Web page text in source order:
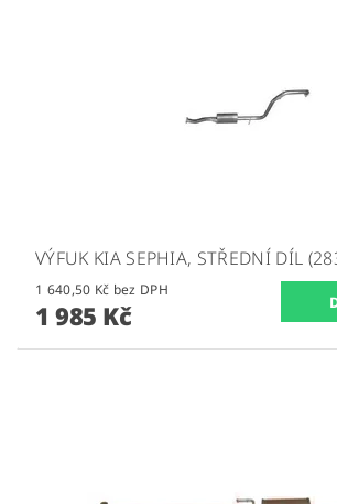
VÝFUK KIA SEPHIA, STŘEDNÍ DÍL
1 640,50 Kč bez DPH
1 985 Kč